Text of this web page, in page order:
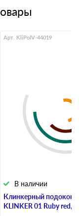
Клинкерный
KLINKER 01 Ruby red,
В наличии
Арт. KliPoIV-44019